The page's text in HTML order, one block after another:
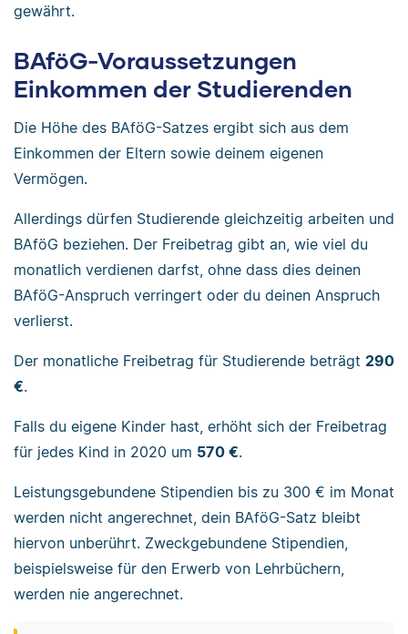
gewährt.
BAföG-Voraussetzungen
Einkommen der Studierenden
Die Höhe des BAföG-Satzes ergibt sich aus dem
Einkommen der Eltern sowie deinem eigenen
Vermögen.
Allerdings dürfen Studierende gleichzeitig arbeiten und
BAföG beziehen. Der Freibetrag gibt an, wie viel du
monatlich verdienen darfst, ohne dass dies deinen
BAföG-Anspruch verringert oder du deinen Anspruch
verlierst.
Der monatliche Freibetrag für Studierende beträgt 290
€.
Falls du eigene Kinder hast, erhöht sich der Freibetrag
für jedes Kind in 2020 um 570 €.
Leistungsgebundene Stipendien bis zu 300 € im Monat
werden nicht angerechnet, dein BAföG-Satz bleibt
hiervon unberührt. Zweckgebundene Stipendien,
beispielsweise für den Erwerb von Lehrbüchern,
werden nie angerechnet.